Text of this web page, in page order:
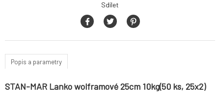
Sdílet
Popis a parametry
STAN-MAR Lanko wolframové 25cm 10kg(50 ks, 25x2)